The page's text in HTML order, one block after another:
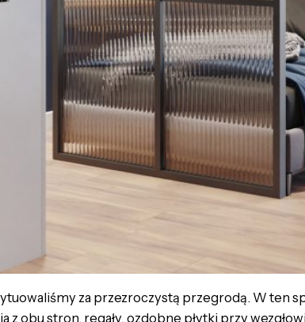
za przezroczystą przegrodą. W ten
z obu stron, regały, ozdobne płytki przy